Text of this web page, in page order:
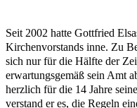
Seit 2002 hatte Gottfried
Kirchenvorstands inne. Zu
sich nur für die Hälfte der
erwartungsgemäß sein Amt
herzlich für die 14 Jahre
verstand er es, die Regeln